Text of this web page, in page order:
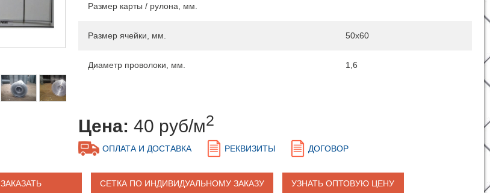
Размер карты / рулона, мм.
Размер ячейки, мм. 50x60
Диаметр проволоки, мм. 1,6
Цена: 40 руб/м2
ОПЛАТА И ДОСТАВКА РЕКВИЗИТЫ ДОГОВОР
ЗАКАЗАТЬ СЕТКА ПО ИНДИВИДУАЛЬНОМУ ЗАКАЗУ УЗНАТЬ ОПТОВУЮ ЦЕНУ